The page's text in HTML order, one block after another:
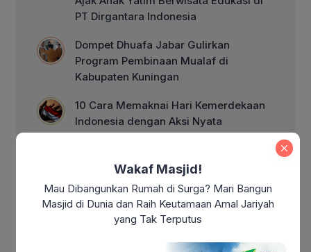
PT Dirgantara Indonesia
Dompet Dhuafa Jabar Gulirkan
Program Pembinaan Mualaf di
Kabupaten Kuningan
10 Cara Memaknai Hari Kemerdekaan
Indonesia dengan Aksi Nyata
Modern: Sudahkah Kita Benar-Benar
Merdeka?
Makna Maulid Nabi Muhammad SAW:
Meneladani Akhlak Rasulullah dalam
Kehidupan Sehari-hari
Wakaf Masjid!
Mau Dibangunkan Rumah di Surga? Mari Bangun
Masjid di Dunia dan Raih Keutamaan Amal Jariyah
yang Tak Terputus